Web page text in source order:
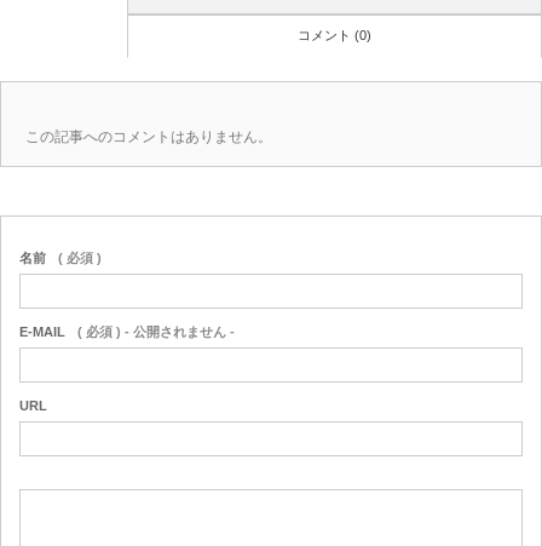
コメント (0)
この記事へのコメントはありません。
名前 ( 必須 )
E-MAIL ( 必須 ) - 公開されません -
URL